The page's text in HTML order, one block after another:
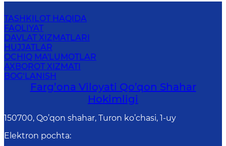
TASHKILOT HAQIDA
FAOLIYAT
DAVLAT XIZMATLARI
HUJJATLAR
OCHIQ MA'LUMOTLAR
AXBOROT XIZMATI
BOG‘LANISH
Farg’оnа Vilоyati Qo’qon Shahar
Hоkimligi
150700, Qo’qon shahar, Turon ko’chasi, 1-uy
Elektron pochta: